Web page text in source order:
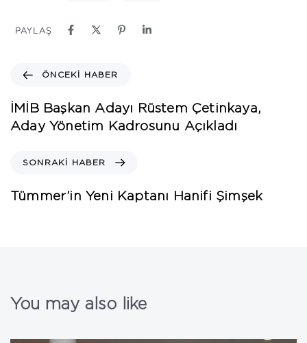
PAYLAŞ
ÖNCEKI HABER
İMİB Başkan Adayı Rüstem Çetinkaya,
Aday Yönetim Kadrosunu Açıkladı
SONRAKI HABER
Tümmer’in Yeni Kaptanı Hanifi Şimşek
You may also like